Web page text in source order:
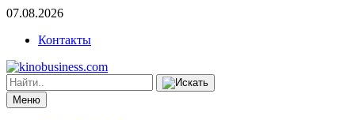
07.08.2026
Контакты
Меню